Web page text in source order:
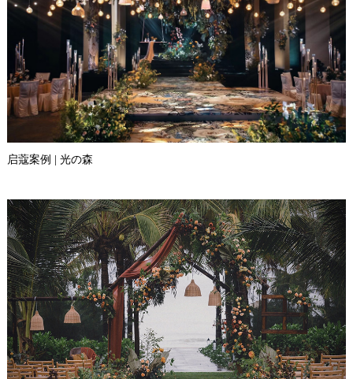
启蔻案例 | 光の森